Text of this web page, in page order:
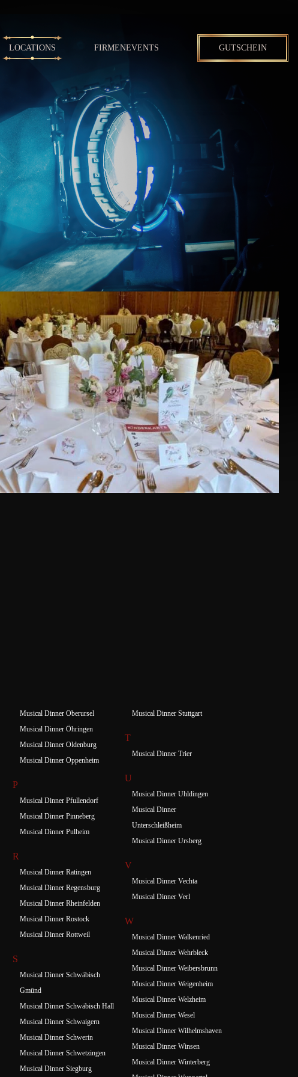
LOCATIONS FIRMENEVENTS GUTSCHEIN
Musical Dinner Oberursel
Musical Dinner Öhringen
Musical Dinner Oldenburg
Musical Dinner Oppenheim
P
Musical Dinner Pfullendorf
Musical Dinner Pinneberg
Musical Dinner Pulheim
R
Musical Dinner Ratingen
Musical Dinner Regensburg
Musical Dinner Rheinfelden
Musical Dinner Rostock
Musical Dinner Rottweil
S
Musical Dinner Schwäbisch
Gmünd
Musical Dinner Schwäbisch Hall
Musical Dinner Schwaigern
Musical Dinner Schwerin
Musical Dinner Schwetzingen
Musical Dinner Siegburg
Musical Dinner Stuttgart
T
Musical Dinner Trier
U
Musical Dinner Uhldingen
Musical Dinner
Unterschleißheim
Musical Dinner Ursberg
V
Musical Dinner Vechta
Musical Dinner Verl
W
Musical Dinner Walkenried
Musical Dinner Wehrbleck
Musical Dinner Weibersbrunn
Musical Dinner Weigenheim
Musical Dinner Welzheim
Musical Dinner Wesel
Musical Dinner Wilhelmshaven
Musical Dinner Winsen
Musical Dinner Winterberg